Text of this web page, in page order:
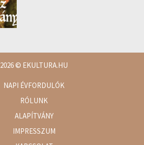
2026© EKULTURA.HU
NAPI ÉVFORDULÓK
RÓLUNK
ALAPÍTVÁNY
IMPRESSZUM